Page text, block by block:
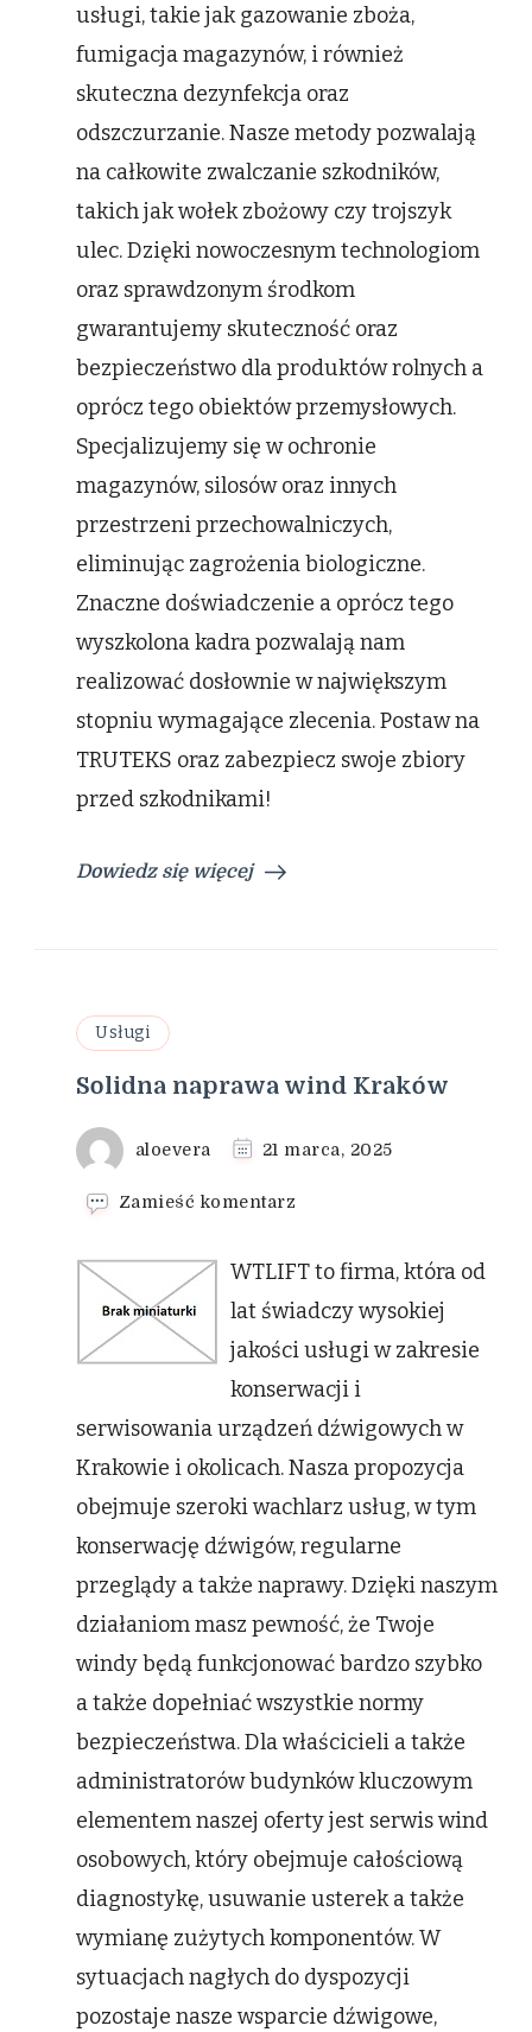
usługi, takie jak gazowanie zboża,
fumigacja magazynów, i również
skuteczna dezynfekcja oraz
odszczurzanie. Nasze metody pozwalają
na całkowite zwalczanie szkodników,
takich jak wołek zbożowy czy trojszyk
ulec. Dzięki nowoczesnym technologiom
oraz sprawdzonym środkom
gwarantujemy skuteczność oraz
bezpieczeństwo dla produktów rolnych a
oprócz tego obiektów przemysłowych.
Specjalizujemy się w ochronie
magazynów, silosów oraz innych
przestrzeni przechowalniczych,
eliminując zagrożenia biologiczne.
Znaczne doświadczenie a oprócz tego
wyszkolona kadra pozwalają nam
realizować dosłownie w największym
stopniu wymagające zlecenia. Postaw na
TRUTEKS oraz zabezpiecz swoje zbiory
przed szkodnikami!
Dowiedz się więcej
Usługi
Solidna naprawa wind Kraków
aloevera 21 marca, 2025
Zamieść komentarz
naprawa
wind
Kraków
WTLIFT to firma, która od
lat świadczy wysokiej
jakości usługi w zakresie
konserwacji i
serwisowania urządzeń dźwigowych w
Krakowie i okolicach. Nasza propozycja
obejmuje szeroki wachlarz usług, w tym
konserwację dźwigów, regularne
przeglądy a także naprawy. Dzięki naszym
działaniom masz pewność, że Twoje
windy będą funkcjonować bardzo szybko
a także dopełniać wszystkie normy
bezpieczeństwa. Dla właścicieli a także
administratorów budynków kluczowym
elementem naszej oferty jest serwis wind
osobowych, który obejmuje całościową
diagnostykę, usuwanie usterek a także
wymianę zużytych komponentów. W
sytuacjach nagłych do dyspozycji
pozostaje nasze wsparcie dźwigowe,